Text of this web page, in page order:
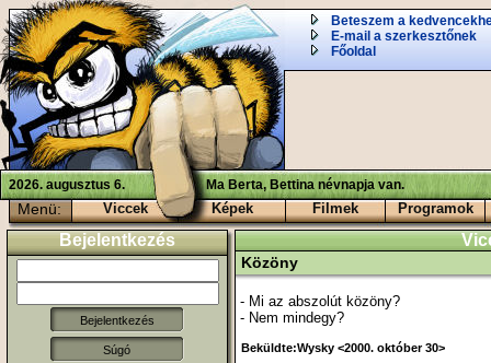
Beteszem a
E-mail a szerkesztőnek
Főoldal
2026. augusztus 6. Ma Berta, Bettina névnapja van.
Menü: Viccek Képek Filmek Programok
Bejelentkezés
Súgó
Közöny
- Mi az abszolút közöny?
- Nem mindegy?
Beküldte:Wysky <2000. október 30>